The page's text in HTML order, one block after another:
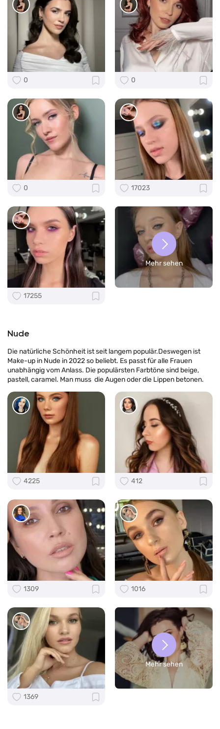
0 0
0 17023
17255
Mehr sehen
Nude
Die natürliche Schönheit ist seit langem populär.Deswegen ist
Make-up in Nude in 2022 so beliebt. Es passt für alle Frauen
unabhängig vom Anlass. Die populärsten Farbtöne sind beige,
pastell, caramel. Man muss die Augen oder die Lippen betonen.
4225 412
1309 1016
1369
Mehr sehen